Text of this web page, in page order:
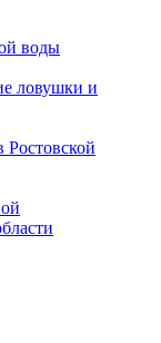
воды
ловушки и